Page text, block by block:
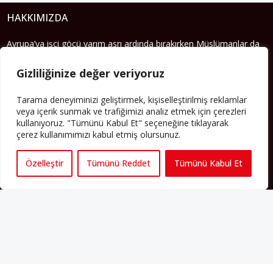
Gizliliğinize değer veriyoruz
Tarama deneyiminizi geliştirmek, kişiselleştirilmiş reklamlar
veya içerik sunmak ve trafiğimizi analiz etmek için çerezleri
kullanıyoruz. "Tümünü Kabul Et" seçeneğine tıklayarak
çerez kullanımımızı kabul etmiş olursunuz.
Özelleştir Tümünü Reddet Tümünü Kabul Et
HAKKIMIZDA
Avrupa’ya işçi göçü yarım asrı ardında bırakırken Müslümanlar da
“aidiyet”, “İslam” ve “Avrupa” gibi birçok kavramın çift taraflı olarak
sorgulanmasına neden oldu. Avrupa’da yerleşik bir Müslüman
de Müslümanlar için yeni sorulara da kapı araladı.
Yazının devamı
PERSPEKTIF’I SOSYAL MEDYADA TAKIP EDEBILIRSINIZ